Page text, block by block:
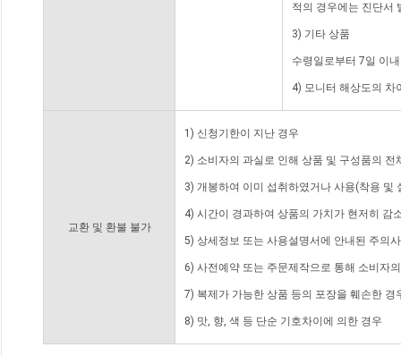
적의 경우에는 진단서
3) 기타 상품
수령일로부터 7일 이
4) 모니터 해상도의 차
교환 및 환불 불가
1) 신청기한이 지난 경우
2) 소비자의 과실로 인해 상품 및 구성품의
3) 개봉하여 이미 섭취하였거나 사용(착용 및
4) 시간이 경과하여 상품의 가치가 현저히 감
5) 상세정보 또는 사용설명서에 안내된 주의
6) 사전예약 또는 주문제작으로 통해 소비자
7) 복제가 가능한 상품 등의 포장을 훼손한 경
8) 맛, 향, 색 등 단순 기호차이에 의한 경우